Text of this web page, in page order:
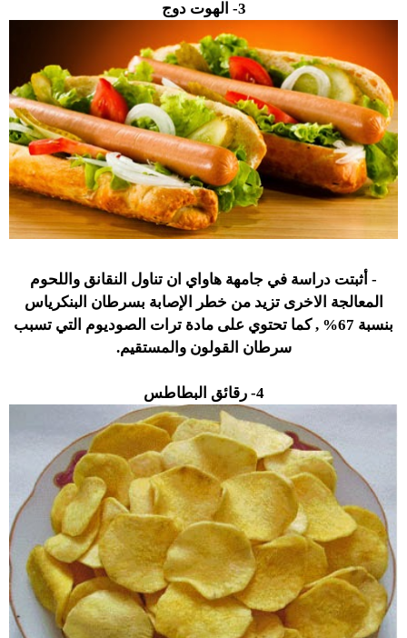
3- الهوت دوج
- أثبتت دراسة في جامهة هاواي ان تناول النقانق واللحوم
المعالجة الاخرى تزيد من خطر الإصابة بسرطان البنكرياس
بنسبة 67% , كما تحتوي على مادة ترات الصوديوم التي تسبب
سرطان القولون والمستقيم.
4- رقائق البطاطس